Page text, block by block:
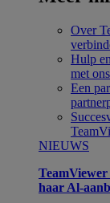
Over
Hulp
met
Een
NIEUWS
TeamViewer
haar Al-